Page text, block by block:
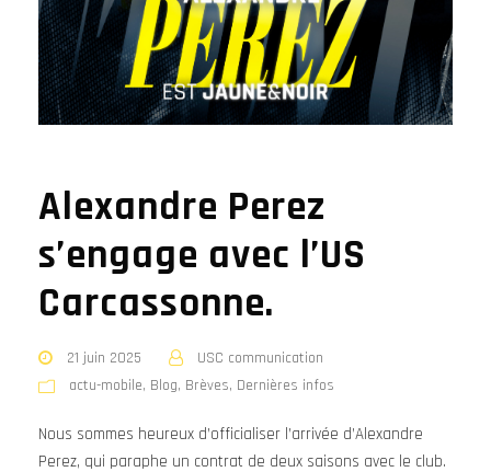
Alexandre Perez
s’engage avec l’US
Carcassonne.
21 juin 2025
USC communication
actu-mobile, Blog, Brèves, Dernières infos
Nous sommes heureux d’officialiser l’arrivée d’Alexandre
Perez, qui paraphe un contrat de deux saisons avec le club.